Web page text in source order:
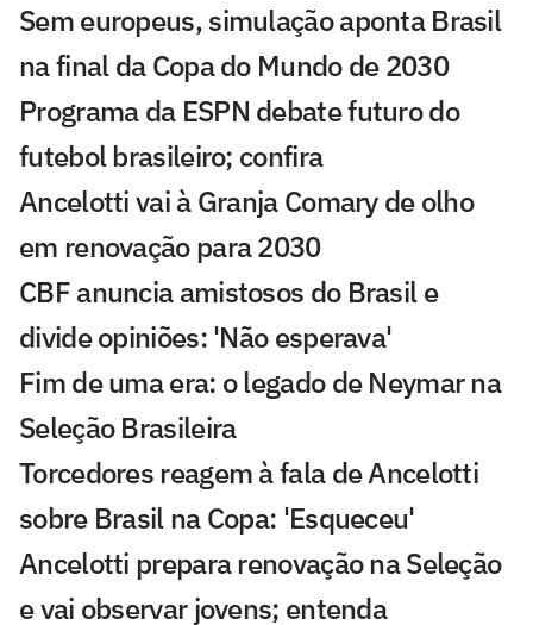
Sem europeus, simulação aponta Brasil
na final da Copa do Mundo de 2030
Programa da ESPN debate futuro do
futebol brasileiro; confira
Ancelotti vai à Granja Comary de olho
em renovação para 2030
CBF anuncia amistosos do Brasil e
divide opiniões: 'Não esperava'
Fim de uma era: o legado de Neymar na
Seleção Brasileira
Torcedores reagem à fala de Ancelotti
sobre Brasil na Copa: 'Esqueceu'
Ancelotti prepara renovação na Seleção
e vai observar jovens; entenda